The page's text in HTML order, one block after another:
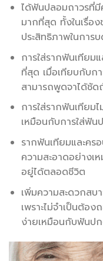
ได้ฟันปลอมถาวรที่
มากที่สุด ทั้งในเรื่อ
ประสิทธิภาพในการ
การใส่รากฟันเทีย
ที่สุด เมื่อเทียบกับก
สามารถพูดจาได้ชัด
การใส่รากฟันเทียม
เหมือนกับการใส่ฟั
รากฟันเทียมและค
ความสะอาดอย่างเ
อยู่ได้ตลอดชีวิต
เพิ่มความสะดวกส
เพราะไม่จำเป็นต้อ
ง่ายเหมือนกับฟันป